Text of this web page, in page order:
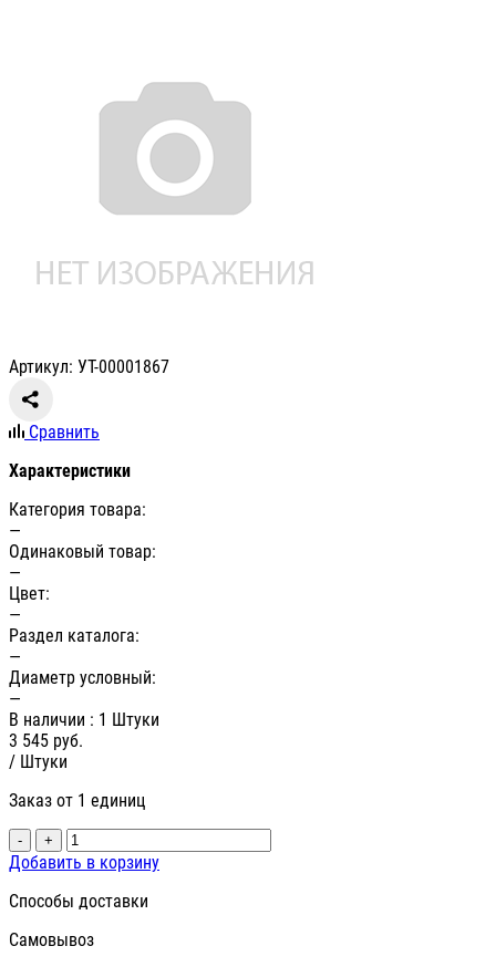
Артикул: УТ-00001867
Сравнить
Характеристики
Категория товара:
—
Одинаковый товар:
—
Цвет:
—
Раздел каталога:
—
Диаметр условный:
—
В наличии : 1 Штуки
3 545 руб.
/ Штуки
Заказ от 1 единиц
- +
Добавить в корзину
Способы доставки
Самовывоз